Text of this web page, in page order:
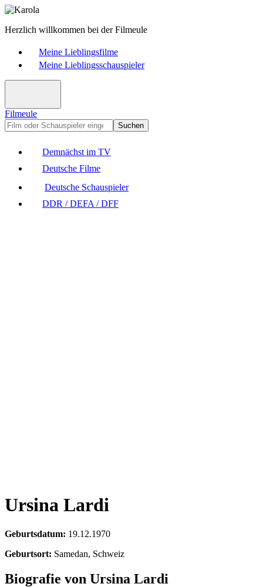
Herzlich willkommen bei der Filmeule
Meine Lieblingsfilme
Meine Lieblingsschauspieler
Filmeule
Suchen
Demnächst im TV
Deutsche Filme
Deutsche Schauspieler
DDR / DEFA / DFF
Ursina Lardi
Geburtsdatum: 19.12.1970
Geburtsort: Samedan, Schweiz
Biografie von Ursina Lardi